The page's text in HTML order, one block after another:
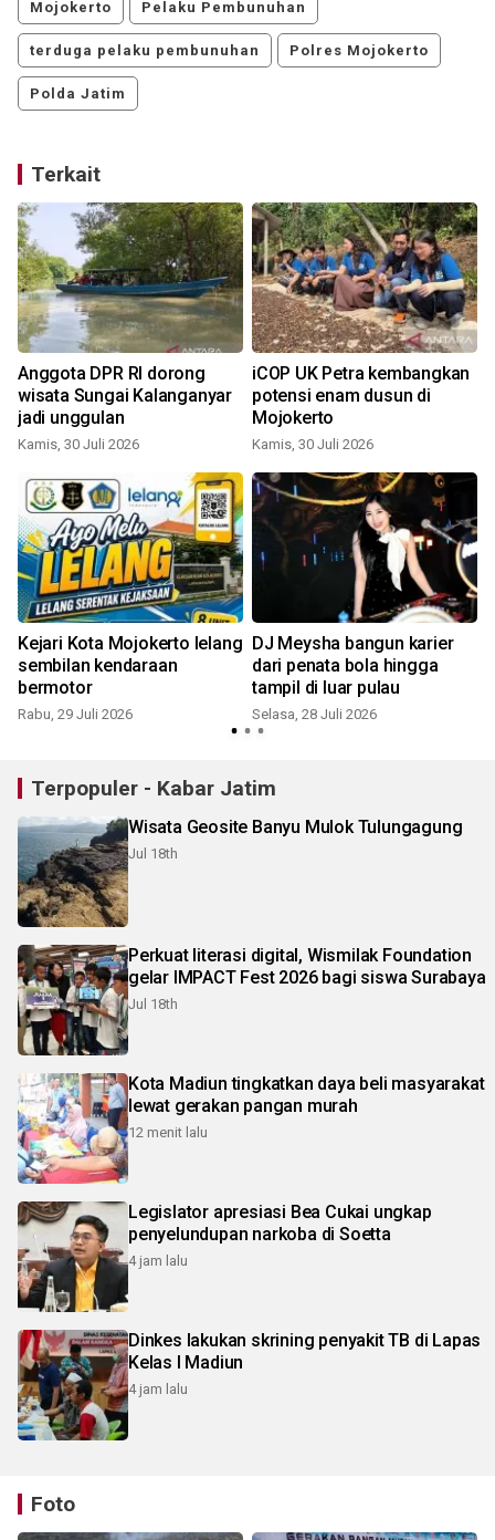
Mojokerto Pelaku Pembunuhan
terduga pelaku pembunuhan Polres Mojokerto
Polda Jatim
Terkait
Anggota DPR RI dorong
wisata Sungai Kalanganyar
jadi unggulan
Kamis, 30 Juli 2026
iCOP UK Petra kembangkan
potensi enam dusun di
Mojokerto
Kamis, 30 Juli 2026
Kejari Kota Mojokerto lelang
sembilan kendaraan
bermotor
Rabu, 29 Juli 2026
DJ Meysha bangun karier
dari penata bola hingga
tampil di luar pulau
Selasa, 28 Juli 2026
Terpopuler - Kabar Jatim
Wisata Geosite Banyu Mulok Tulungagung
Jul 18th
Perkuat literasi digital, Wismilak Foundation
gelar IMPACT Fest 2026 bagi siswa Surabaya
Jul 18th
Kota Madiun tingkatkan daya beli masyarakat
lewat gerakan pangan murah
12 menit lalu
Legislator apresiasi Bea Cukai ungkap
penyelundupan narkoba di Soetta
4 jam lalu
Dinkes lakukan skrining penyakit TB di Lapas
Kelas I Madiun
4 jam lalu
Foto